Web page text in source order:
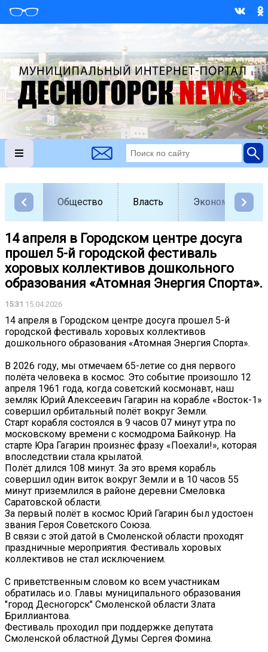
Общество Власть Экономика
14 апреля в Городском центре досуга
прошел 5-й городской фестиваль
хоровых коллективов дошкольного
образования «Атомная Энергия Спорта».
15:31 15.04.2026
14 апреля в Городском центре досуга прошел 5-й
городской фестиваль хоровых коллективов
дошкольного образования «Атомная Энергия Спорта».
В 2026 году, мы отмечаем 65-летие со дня первого
полёта человека в космос. Это событие произошло 12
апреля 1961 года, когда советский космонавт, наш
земляк Юрий Алексеевич Гагарин на корабле «Восток-1»
совершил орбитальный полёт вокруг Земли.
Старт корабля состоялся в 9 часов 07 минут утра по
московскому времени с космодрома Байконур. На
старте Юра Гагарин произнёс фразу «Поехали!», которая
впоследствии стала крылатой.
Полёт длился 108 минут. За это время корабль
совершил один виток вокруг Земли и в 10 часов 55
минут приземлился в районе деревни Смеловка
Саратовской области.
За первый полёт в космос Юрий Гагарин был удостоен
звания Героя Советского Союза.
В связи с этой датой в Смоленской области проходят
праздничные мероприятия. Фестиваль хоровых
коллективов не стал исключением.
С приветственным словом ко всем участникам
обратилась и.о. Главы муниципального образования
"город Десногорск" Смоленской области Злата
Бриллиантова.
Фестиваль проходил при поддержке депутата
Смоленской областной Думы Сергея Фомина.